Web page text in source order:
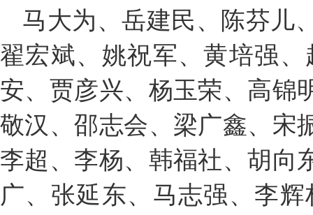
马大为、岳建民、陈芬儿
翟宏斌、姚祝军、黄培强
安、贾彦兴、杨玉荣、高锦
敬汉、邵志会、梁广鑫、宋
李超、李杨、韩福社、胡向
广、张延东、马志强、李